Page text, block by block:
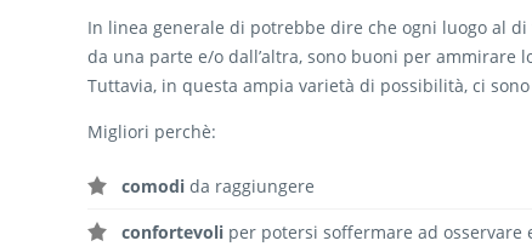
In linea generale di potrebbe dire che ogni luogo al
da una parte e/o dall’altra, sono buoni per ammirare
Tuttavia, in questa ampia varietà di possibilità, ci
Migliori perchè:
comodi da raggiungere
confortevoli per potersi soffermare ad osservare